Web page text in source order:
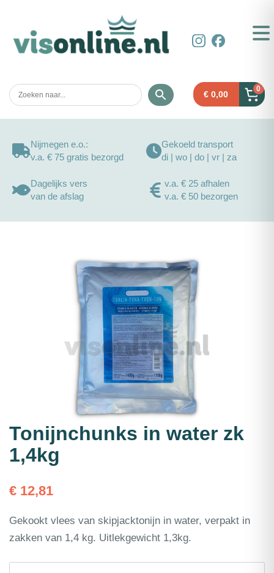
€ 0,00
0
Nijmegen e.o.:
v.a. € 75 gratis bezorgd
Gekoeld transport
di | wo | do | vr | za
Dagelijks vers
van de afslag
v.a. € 25 afhalen
v.a. € 50 bezorgen
Tonijnchunks in water zk
1,4kg
€ 12,81
Gekookt vlees van skipjacktonijn in water, verpakt in
zakken van 1,4 kg. Uitlekgewicht 1,3kg.